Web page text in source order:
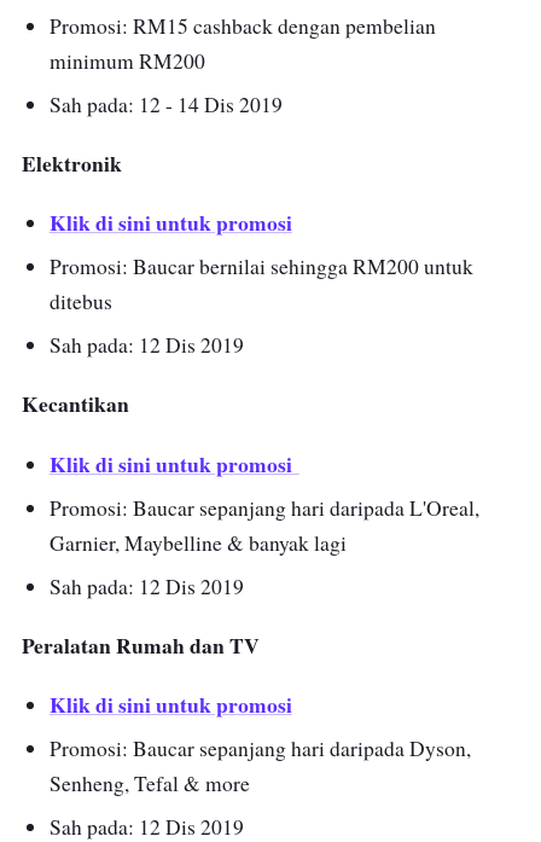
Promosi: RM15 cashback dengan pembelian
minimum RM200
Sah pada: 12 - 14 Dis 2019
Elektronik
Klik di sini untuk promosi
Promosi: Baucar bernilai sehingga RM200 untuk
ditebus
Sah pada: 12 Dis 2019
Kecantikan
Klik di sini untuk promosi
Promosi: Baucar sepanjang hari daripada L'Oreal,
Garnier, Maybelline & banyak lagi
Sah pada: 12 Dis 2019
Peralatan Rumah dan TV
Klik di sini untuk promosi
Promosi: Baucar sepanjang hari daripada Dyson,
Senheng, Tefal & more
Sah pada: 12 Dis 2019